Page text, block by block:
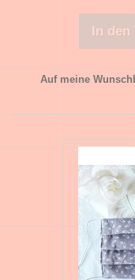
In den
Auf meine